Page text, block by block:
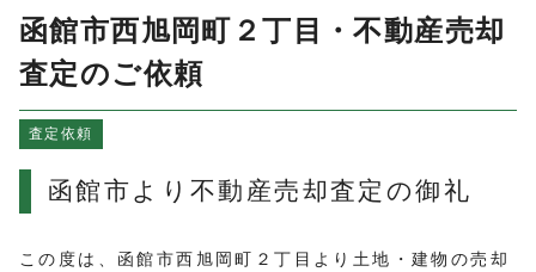
不動産売却の流れ
お知らせ
プライバシーポリシー
函館市西旭岡町２丁目・不動産売却
査定のご依頼
査定依頼
函館市より不動産売却査定の御礼
この度は、函館市西旭岡町２丁目より土地・建物の売却